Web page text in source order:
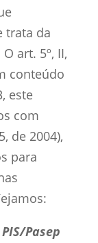
trata da
art. 5º, II,
conteúdo
este
com
de 2004),
para
Pasep